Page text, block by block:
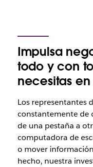
Impulsa
todo y con
necesitas
Los representantes
constantemente de
de una pestaña a
computadora de
o mover
hecho, nuestra